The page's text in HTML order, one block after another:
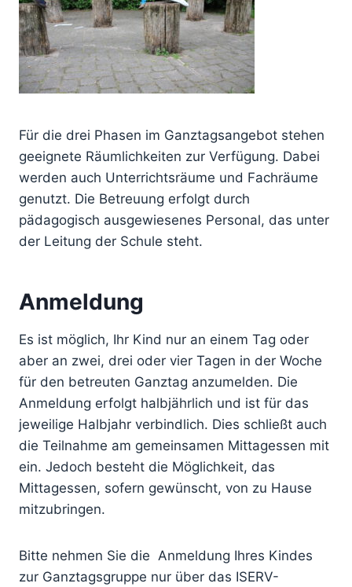
Für die drei Phasen im Ganztagsangebot stehen
geeignete Räumlichkeiten zur Verfügung. Dabei
werden auch Unterrichtsräume und Fachräume
genutzt. Die Betreuung erfolgt durch
pädagogisch ausgewiesenes Personal, das unter
der Leitung der Schule steht.
Anmeldung
Es ist möglich, Ihr Kind nur an einem Tag oder
aber an zwei, drei oder vier Tagen in der Woche
für den betreuten Ganztag anzumelden. Die
Anmeldung erfolgt halbjährlich und ist für das
jeweilige Halbjahr verbindlich. Dies schließt auch
die Teilnahme am gemeinsamen Mittagessen mit
ein. Jedoch besteht die Möglichkeit, das
Mittagessen, sofern gewünscht, von zu Hause
mitzubringen.
Bitte nehmen Sie die Anmeldung Ihres Kindes
zur Ganztagsgruppe nur über das ISERV-